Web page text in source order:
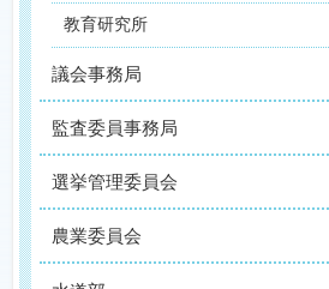
教育研究所
議会事務局
監査委員事務局
選挙管理委員会
農業委員会